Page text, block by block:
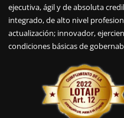
ejecutiva, ágil y de absoluta
integrado, de alto nivel
actualización; innovador,
condiciones básicas de